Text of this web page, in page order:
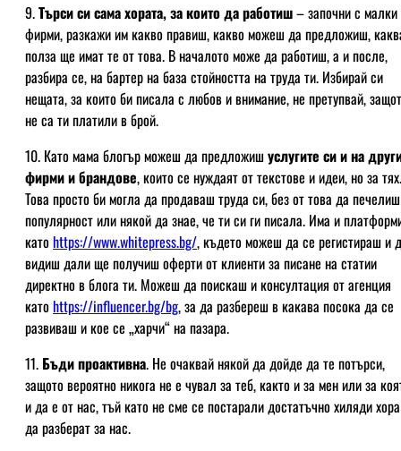
9.Търси си сама хората, за които да работиш– започни с малки
фирми, разкажи им какво правиш, какво можеш да предложиш,
полза ще имат те от това. В началото може да работиш, а и после,
разбира се, на бартер на база стойността на труда ти. Избирай си
нещата, за които би писала с любов и внимание, не претупвай,
не са ти платили в брой.
10. Като мама блогър можеш да предложиш услугите си и на
фирми и брандове, които се нуждаят от текстове и идеи, но за тях.
Това просто би могла да продаваш труда си, без от това да печелиш
популярност или някой да знае, че ти си ги писала. Има и
катоhttps://www.whitepress.bg/, където можеш да се регистираш и
видиш дали ще получиш оферти от клиенти за писане на статии
директно в блога ти. Можеш да поискаш и консултация от агенция
катоhttps://influencer.bg/bg, за да разбереш в какава посока да се
развиваш и кое се „харчи“ на пазара.
11. Бъди проактивна. Не очаквай някой да дойде да те потърси,
защото вероятно никога не е чувал за теб, както и за мен или за
и да е от нас, тъй като не сме се постарали достатъчно хиляди хора
да разберат за нас.